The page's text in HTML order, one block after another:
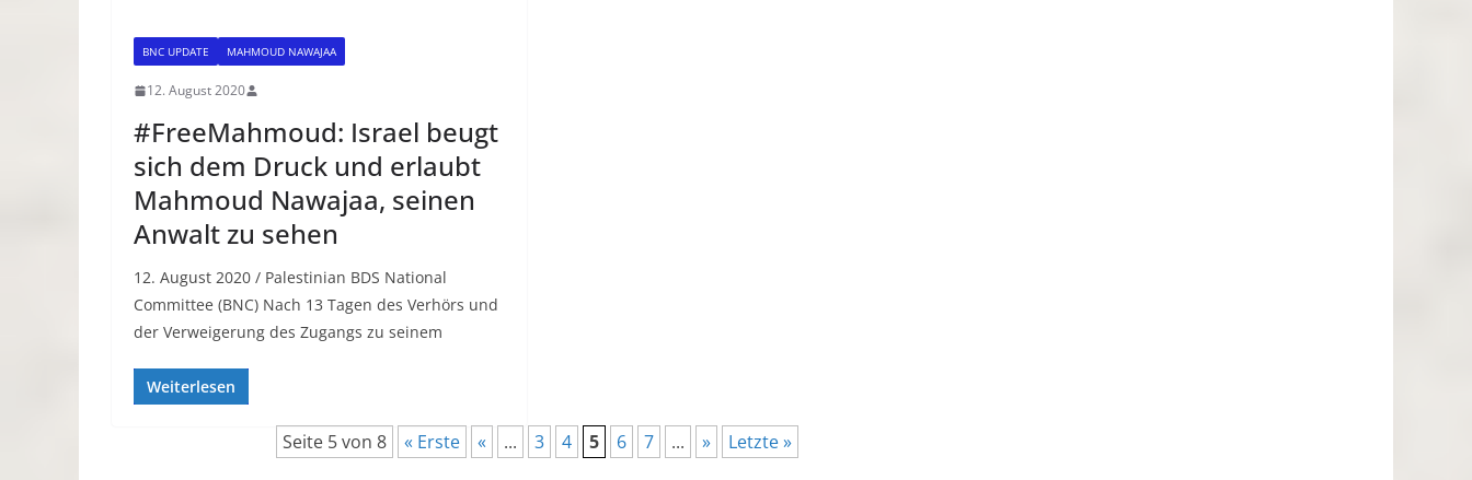
BNC UPDATE MAHMOUD NAWAJAA
12. August 2020
#FreeMahmoud: Israel beugt
sich dem Druck und erlaubt
Mahmoud Nawajaa, seinen
Anwalt zu sehen
12. August 2020 / Palestinian BDS National
Committee (BNC) Nach 13 Tagen des Verhörs und
der Verweigerung des Zugangs zu seinem
Weiterlesen
Seite 5 von 8 « Erste « ... 3 4 5 6 7 ... » Letzte »